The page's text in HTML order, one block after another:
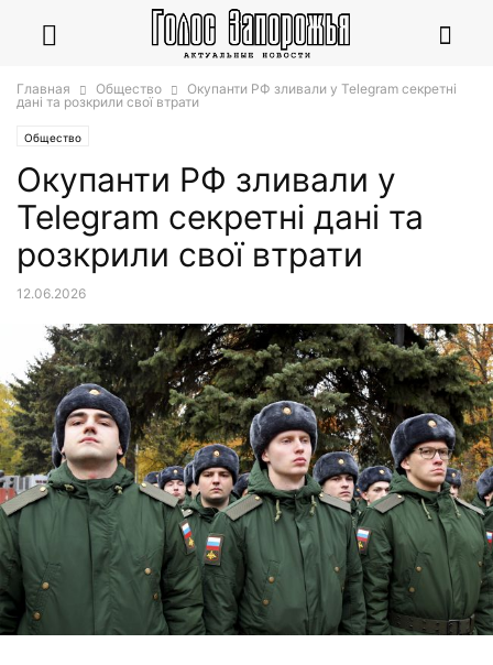
Главная Общество
Окупанти РФ зливали у Telegram секретні
дані та розкрили свої втрати
Общество
Окупанти РФ зливали у
Telegram секретні дані та
розкрили свої втрати
12.06.2026